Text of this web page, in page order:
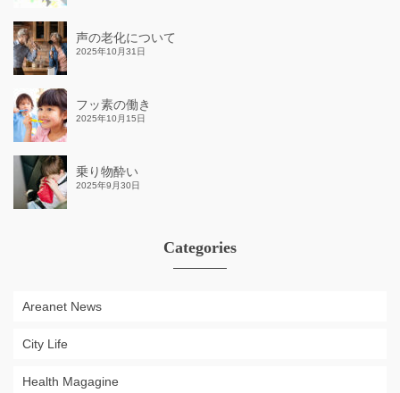
声の老化について
2025年10月31日
フッ素の働き
2025年10月15日
乗り物酔い
2025年9月30日
Categories
Areanet News
City Life
Health Magagine